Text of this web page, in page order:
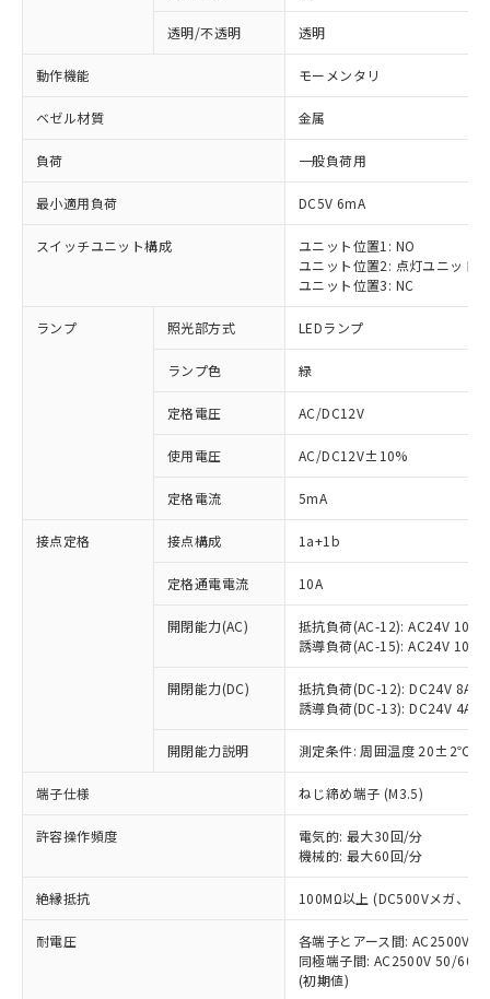
透明/不透明 透明
動作機能 モーメンタリ
ベゼル材質 金属
負荷 一般負荷用
最小適用負荷 DC5V 6mA
スイッチユニット構成
ユニット位置1: NO
ユニット位置2: 点灯ユニット
ユニット位置3: NC
ランプ 照光部方式 LEDランプ
ランプ色 緑
定格電圧 AC/DC12V
使用電圧 AC/DC12V±10%
定格電流 5mA
接点定格 接点構成 1a+1b
定格通電電流 10A
開閉能力(AC)
抵抗負荷(AC-12): AC24V 10A/
誘導負荷(AC-15): AC24V
開閉能力(DC)
抵抗負荷(DC-12): DC24V 8A/
誘導負荷(DC-13): DC24V 4A/
開閉能力説明 測定条件: 周囲温度 20±2℃、
端子仕様 ねじ締め端子 (M3.5)
許容操作頻度
電気的: 最大30回/分
機械的: 最大60回/分
絶縁抵抗 100MΩ以上 (DC500Vメガ、点
耐電圧
各端子とアース間: AC2500V
同極端子間: AC2500V 50/
(初期値)
ご利用条件
ご利用ください。
本サービスは、当社制御機器事業取扱
商品の当社在庫状況および標準価格
(税抜)を提供させていただくもので
当社制御機器事業取扱商品の中には、
本サービスの対象外となる商品もある
ことをご了承ください。
在庫状況および標準価格照会結果は、
対応済み：EU RoHS指令（10物質）の
非含有に対応した製品が提供可能な商品で
対応予定：EU RoHS指令（10物質）の非含
有に対応した製品に切り替える予定のある
対応予定なし：EU RoHS指令（10物質）の
非含有に非対応の商品で、対応品を出す予
定はありません。
調査・確認中：EU RoHS指令（10物質）の
非含有の対応状況を調査中または確認中の
害物質有無と関係のない商品です。
仕入先様の事情により、非含有部品として
いたものが、含有品と判明した場合などや
むを得ず変更することがあります。
※1 中国RoHS○×表
「○」：最大均質材料含有率が中国RoHSの
基準値以下であることを示します。
「×」：最大均質材料含有率が中国RoHSの
基準値を超えていることを示します。
「－」：未確認です。当社販売部門へお問
当社は、これら貴社製品のうち、外国
為替および外国貿易法に定める商品